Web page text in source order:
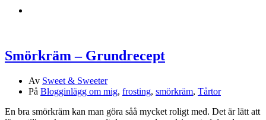
Smörkräm – Grundrecept
Av Sweet & Sweeter
På Blogginlägg om mig, frosting, smörkräm, Tårtor
En bra smörkräm kan man göra såå mycket roligt med. Det är lätt att